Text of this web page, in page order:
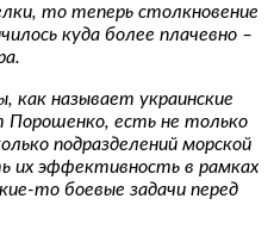
то теперь столкновение
куда более плачевно –
как называет украинские
Порошенко, есть не только
подразделений морской
их эффективность в рамках
то боевые задачи перед